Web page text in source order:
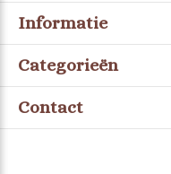
Informatie
Categorieën
Contact